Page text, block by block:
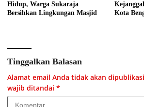
Hidup, Warga Sukaraja
Bersihkan Lingkungan Masjid
Kota
Tinggalkan Balasan
Alamat email Anda tidak akan
wajib ditandai *